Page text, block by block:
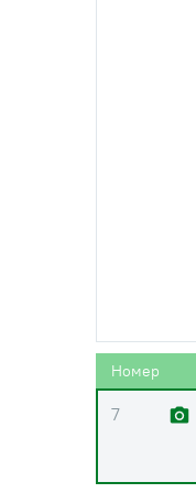
Номер
7